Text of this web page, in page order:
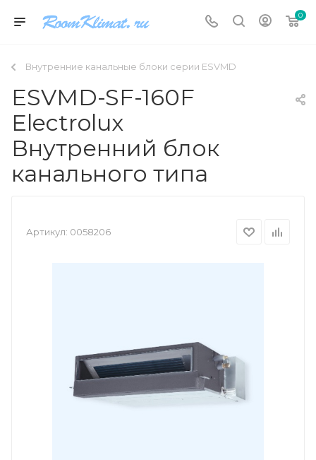
0
Внутренние канальные блоки серии ESVMD
ESVMD-SF-160F
Electrolux
Внутренний блок
канального типа
Артикул: 0058206